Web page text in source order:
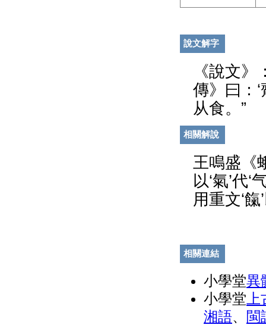
說文解字
《說文
傳》曰：
从食。”
相關解說
王鳴盛《
以‘氣’代
用重文‘餼
相關連結
小學堂異
小學堂
湘語、 閩